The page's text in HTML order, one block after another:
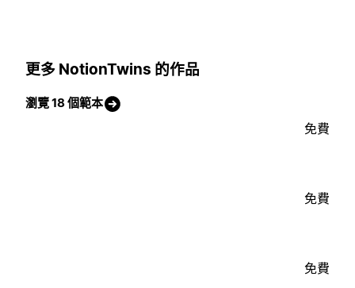
更多 NotionTwins 的作品
瀏覽 18 個範本
免費
免費
免費